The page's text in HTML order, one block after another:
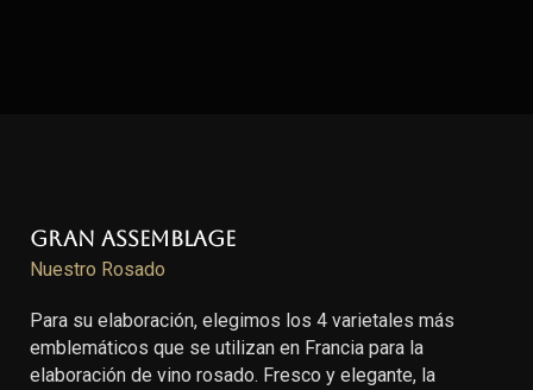
Gran Assemblage
Nuestro Rosado
Para su elaboración, elegimos los 4 varietales más
emblemáticos que se utilizan en Francia para la
elaboración de vino rosado. Fresco y elegante, la